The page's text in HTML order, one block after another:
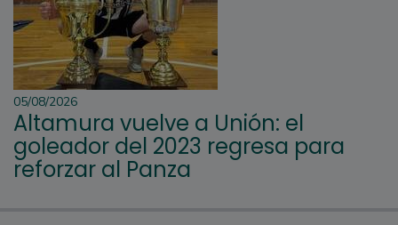
05/08/2026
Altamura vuelve a Unión: el
goleador del 2023 regresa para
reforzar al Panza